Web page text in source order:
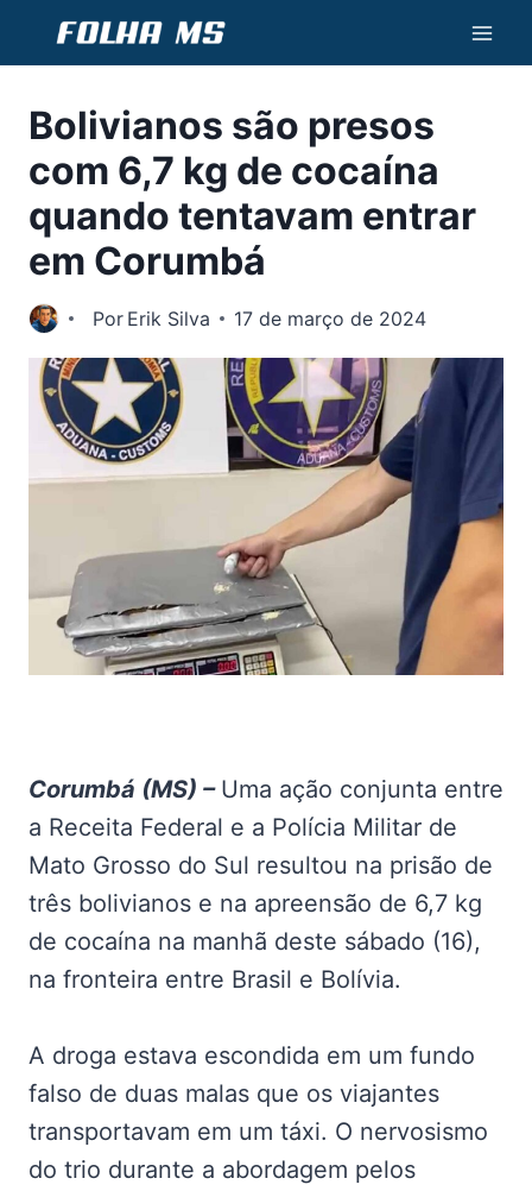
Conteúdo
Bolivianos são presos
com 6,7 kg de cocaína
quando tentavam entrar
em Corumbá
Por Erik Silva 17 de março de 2024
Corumbá (MS) – Uma ação conjunta entre
a Receita Federal e a Polícia Militar de
Mato Grosso do Sul resultou na prisão de
três bolivianos e na apreensão de 6,7 kg
de cocaína na manhã deste sábado (16),
na fronteira entre Brasil e Bolívia.
A droga estava escondida em um fundo
falso de duas malas que os viajantes
transportavam em um táxi. O nervosismo
do trio durante a abordagem pelos